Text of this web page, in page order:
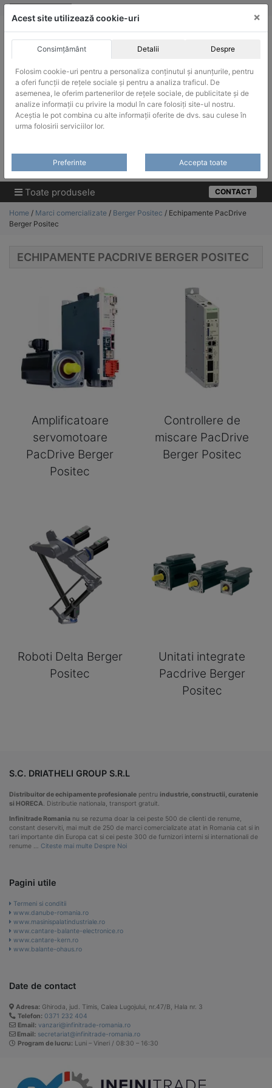
Skip
ACHIZITII PUBLICE
Produsele pot fi achizitionate si in sistemul SEAP / SICAP
Products
Toate produsele CONTACT
Home / Marci comercializate / Berger Positec / Echipamente PacDrive
Berger Positec
ECHIPAMENTE PACDRIVE BERGER POSITEC
Amplificatoare
servomotoare
PacDrive Berger
Positec
Controllere de
miscare PacDrive
Berger Positec
Roboti Delta Berger
Positec
Unitati integrate
Pacdrive Berger
Positec
S.C. DRIATHELI GROUP S.R.L
Distribuitor de echipamente profesionale pentru industrie, constructii, curatenie
si HORECA. Distributie nationala, transport gratuit.
Infinitrade Romania nu se rezuma doar la cei peste 500 de clienti de renume,
constant deserviti, mai mult de 250 de marci comercializate atat in Romania cat si in
tari importante din Europa cat si cei peste 300 de furnizori interni si internationali de
renume … Citeste mai multe Despre Noi
Pagini utile
Termeni si conditii
www.danube-romania.ro
www.masinispalatindustriale.ro
www.cantare-balante-electronice.ro
www.cantare-kern.ro
www.balante-ohaus.ro
Date de contact
Adresa: Ghiroda, jud. Timis, Calea Lugojului, nr.47/B, Hala nr. 3
Telefon: 0371 232 404
Email: vanzari@infinitrade-romania.ro
Email: secretariat@infinitrade-romania.ro
Program de lucru: Luni – Vineri / 08:30 – 16:30
Acest site utilizează cookie-uri ×
Consimțământ Detalii Despre
Folosim cookie-uri pentru a personaliza conținutul și anunțurile, pentru
a oferi funcții de rețele sociale și pentru a analiza traficul. De
asemenea, le oferim partenerilor de rețele sociale, de publicitate și de
analize informații cu privire la modul în care folosiți site-ul nostru.
Aceștia le pot combina cu alte informații oferite de dvs. sau culese în
urma folosirii serviciilor lor.
Preferinte Accepta toate